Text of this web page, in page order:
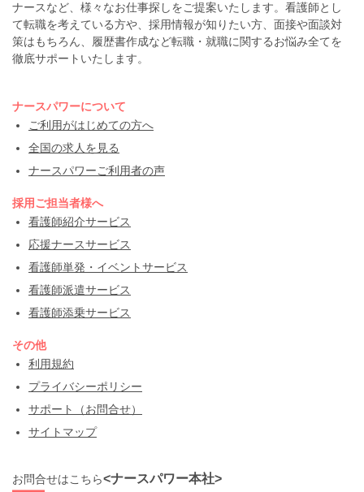
ナースなど、様々なお仕事探しをご提案いたします。看護師とし
て転職を考えている方や、採用情報が知りたい方、面接や面談対
策はもちろん、履歴書作成など転職・就職に関するお悩み全てを
徹底サポートいたします。
ナースパワーについて
ご利用がはじめての方へ
全国の求人を見る
ナースパワーご利用者の声
採用ご担当者様へ
看護師紹介サービス
応援ナースサービス
看護師単発・イベントサービス
看護師派遣サービス
看護師添乗サービス
その他
利用規約
プライバシーポリシー
サポート（お問合せ）
サイトマップ
お問合せはこちら<ナースパワー本社>